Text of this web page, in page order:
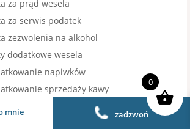
za prąd wesela
za serwis podatek
zezwolenia na alkohol
dodatkowe wesela
napiwków
sprzedaży kawy
pracy w gastronomii
pracy w restauracji
mnie zadzwoń
0